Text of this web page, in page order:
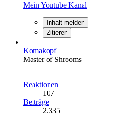
Mein Youtube Kanal
Inhalt melden
Zitieren
Komakopf
Master of Shrooms
Reaktionen
107
Beiträge
2.335